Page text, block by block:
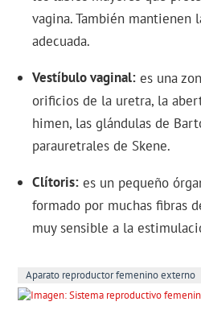
vagina. También mantienen
adecuada.
Vestíbulo vaginal es una
orificios de la uretra, la
himen, las glándulas de
parauretrales de Skene.
Clítoris es un pequeño
formado por muchas fibras
muy sensible a la
Aparato reproductor femenino externo